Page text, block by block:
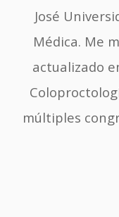
José
Médica. Me
actualizado
múltiples